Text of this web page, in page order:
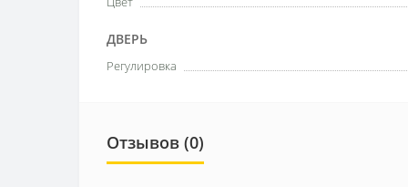
ДВЕРЬ
Регулировка
Отзывов (0)